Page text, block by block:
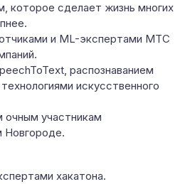
которое сделает жизнь многих
и ML-экспертами МТС
распознаванием
искусственного
очным участникам
Новгороде.
хакатона.